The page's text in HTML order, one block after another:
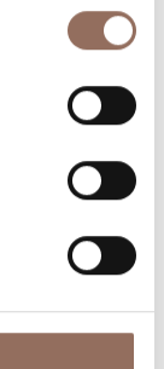
cosa fare e
Roero, con
mangiare